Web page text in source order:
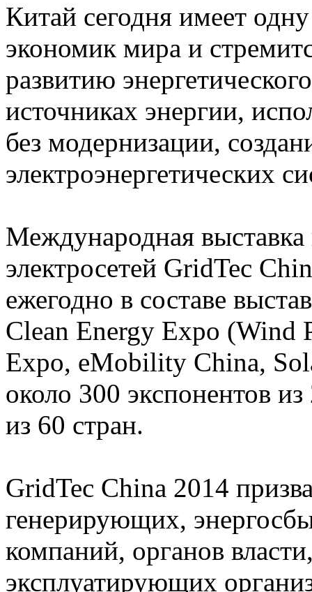
Китай сегодня имеет
экономик мира и
развитию
источниках энергии,
без модернизации,
электроэнергетических
Международная выставка
электросетей GridTec
ежегодно в составе
Clean Energy Expo (Wind
Expo, eMobility China,
около 300 экспонентов
из 60 стран.
GridTec China 2014
генерирующих,
компаний, органов
эксплуатирующих